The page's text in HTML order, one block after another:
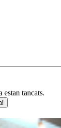
estan tancats.